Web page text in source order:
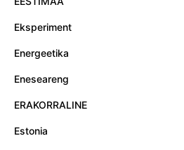
Eksperiment
Energeetika
Eneseareng
ERAKORRALINE
Estonia